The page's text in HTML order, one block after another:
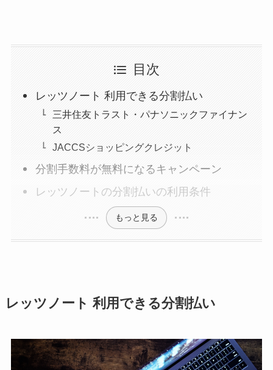
目次
レッツノート 利用できる分割払い
三井住友トラスト・パナソニックファイナン
ス
JACCSショッピングクレジット
分割手数料が無料になるキャンペーン
レッツノートの分割払いの利用条件
もっと見る
レッツノート 利用できる分割払い